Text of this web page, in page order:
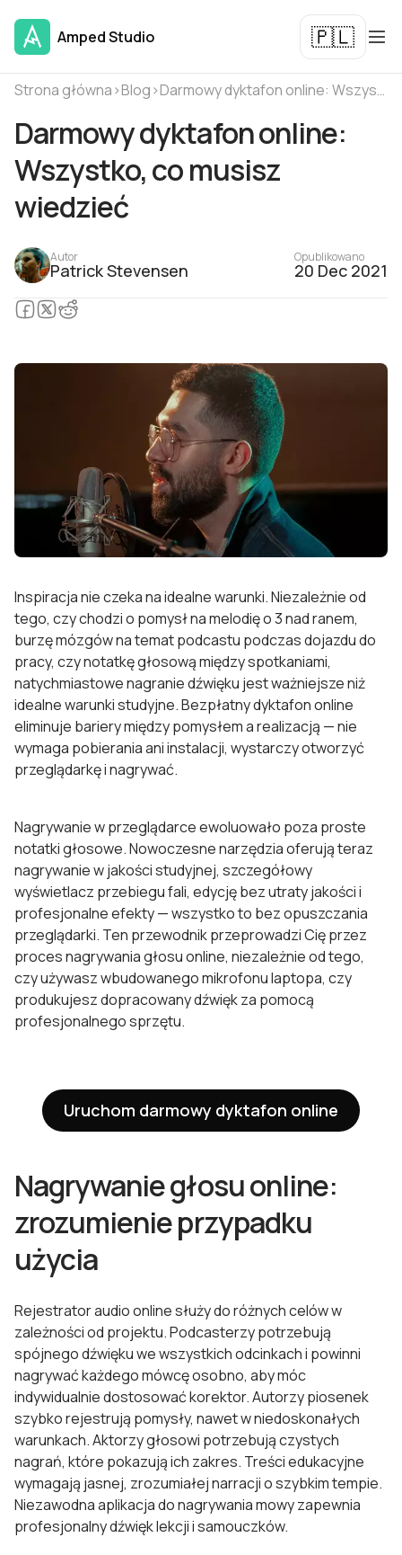
Amped Studio 🇵🇱
Strona główna›Blog› Darmowy dyktafon online: Wszystko, co musisz wiedzieć
Darmowy dyktafon online:
Wszystko, co musisz
wiedzieć
Autor
Patrick Stevensen
Opublikowano
20 Dec 2021
Inspiracja nie czeka na idealne warunki. Niezależnie od
tego, czy chodzi o pomysł na melodię o 3 nad ranem,
burzę mózgów na temat podcastu podczas dojazdu do
pracy, czy notatkę głosową między spotkaniami,
natychmiastowe nagranie dźwięku jest ważniejsze niż
idealne warunki studyjne. Bezpłatny dyktafon online
eliminuje bariery między pomysłem a realizacją — nie
wymaga pobierania ani instalacji, wystarczy otworzyć
przeglądarkę i nagrywać.
Nagrywanie w przeglądarce ewoluowało poza proste
notatki głosowe. Nowoczesne narzędzia oferują teraz
nagrywanie w jakości studyjnej, szczegółowy
wyświetlacz przebiegu fali, edycję bez utraty jakości i
profesjonalne efekty — wszystko to bez opuszczania
przeglądarki. Ten przewodnik przeprowadzi Cię przez
proces nagrywania głosu online, niezależnie od tego,
czy używasz wbudowanego mikrofonu laptopa, czy
produkujesz dopracowany dźwięk za pomocą
profesjonalnego sprzętu.
Uruchom darmowy dyktafon online
Nagrywanie głosu online:
zrozumienie przypadku
użycia
Rejestrator audio online służy do różnych celów w
zależności od projektu. Podcasterzy potrzebują
spójnego dźwięku we wszystkich odcinkach i powinni
nagrywać każdego mówcę osobno, aby móc
indywidualnie dostosować korektor. Autorzy piosenek
szybko rejestrują pomysły, nawet w niedoskonałych
warunkach. Aktorzy głosowi potrzebują czystych
nagrań, które pokazują ich zakres. Treści edukacyjne
wymagają jasnej, zrozumiałej narracji o szybkim tempie.
Niezawodna aplikacja do nagrywania mowy zapewnia
profesjonalny dźwięk lekcji i samouczków.